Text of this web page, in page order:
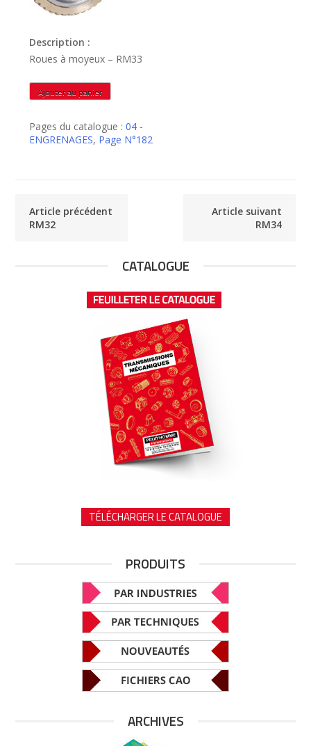
Description :
Roues à moyeux – RM33
quantité
de
Ajouter au panier
Pages du catalogue :04 -
ENGRENAGES, Page N°182
Article précédent
RM32
Article suivant
RM34
CATALOGUE
TÉLÉCHARGER LE CATALOGUE
PRODUITS
ARCHIVES